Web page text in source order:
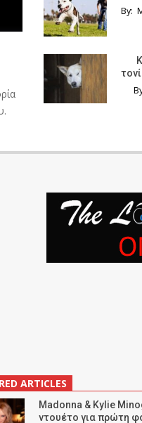
By:
ARTICLES
Madonna & Kylie
ντουέτο για πρώτη